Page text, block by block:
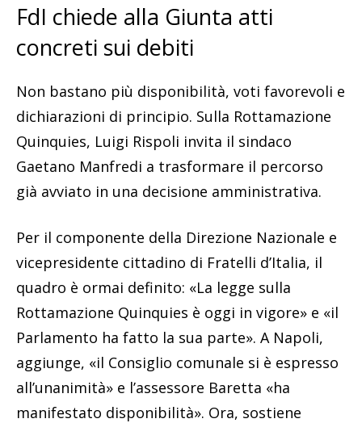
FdI chiede alla Giunta atti
concreti sui debiti
Non bastano più disponibilità, voti favorevoli e
dichiarazioni di principio. Sulla Rottamazione
Quinquies, Luigi Rispoli invita il sindaco
Gaetano Manfredi a trasformare il percorso
già avviato in una decisione amministrativa.
Per il componente della Direzione Nazionale e
vicepresidente cittadino di Fratelli d’Italia, il
quadro è ormai definito: «La legge sulla
Rottamazione Quinquies è oggi in vigore» e «il
Parlamento ha fatto la sua parte». A Napoli,
aggiunge, «il Consiglio comunale si è espresso
all’unanimità» e l’assessore Baretta «ha
manifestato disponibilità». Ora, sostiene